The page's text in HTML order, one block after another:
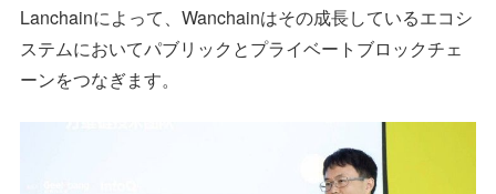
Lanchainによって、Wanchainはその成長しているエコシ
ステムにおいてパブリックとプライベートブロックチェ
ーンをつなぎます。